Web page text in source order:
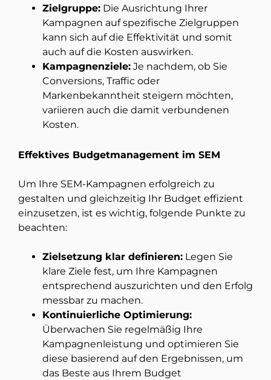
Zielgruppe: Die Ausrichtung Ihrer
Kampagnen auf spezifische Zielgruppen
kann sich auf die Effektivität und somit
auch auf die Kosten auswirken.
Kampagnenziele: Je nachdem, ob Sie
Conversions, Traffic oder
Markenbekanntheit steigern möchten,
variieren auch die damit verbundenen
Kosten.
Effektives Budgetmanagement im SEM
Um Ihre SEM-Kampagnen erfolgreich zu
gestalten und gleichzeitig Ihr Budget effizient
einzusetzen, ist es wichtig, folgende Punkte zu
beachten:
Zielsetzung klar definieren: Legen Sie
klare Ziele fest, um Ihre Kampagnen
entsprechend auszurichten und den Erfolg
messbar zu machen.
Kontinuierliche Optimierung:
Überwachen Sie regelmäßig Ihre
Kampagnenleistung und optimieren Sie
diese basierend auf den Ergebnissen, um
das Beste aus Ihrem Budget